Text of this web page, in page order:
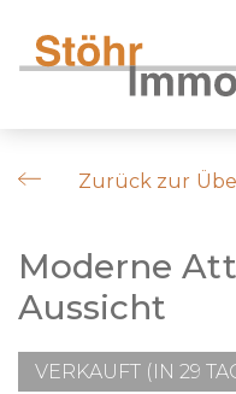
Zurück zur
Moderne
Aussicht
VERKAUFT (IN 29